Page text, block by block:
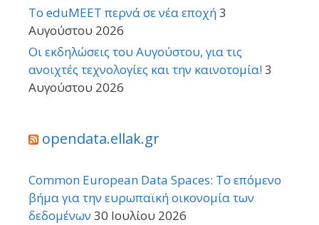
Το eduMEET περνά σε νέα εποχή3
Αυγούστου 2026
Οι εκδηλώσεις του Αυγούστου, για τις
ανοιχτές τεχνολογίες και την καινοτομία!3
Αυγούστου 2026
opendata.ellak.gr
Common European Data Spaces: Το επόμενο
βήμα για την ευρωπαϊκή οικονομία των
δεδομένων 30 Ιουλίου 2026